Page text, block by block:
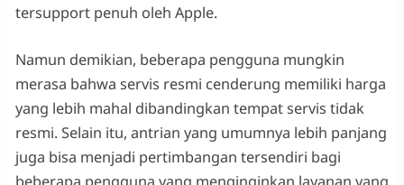
tersupport penuh oleh Apple.
Namun demikian, beberapa pengguna mungkin
merasa bahwa servis resmi cenderung memiliki harga
yang lebih mahal dibandingkan tempat servis tidak
resmi. Selain itu, antrian yang umumnya lebih panjang
juga bisa menjadi pertimbangan tersendiri bagi